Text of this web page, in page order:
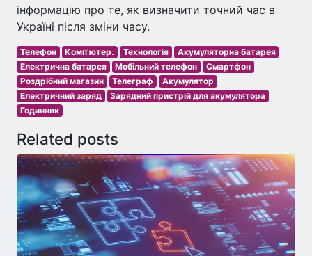
інформацію про те, як визначити точний час в
Україні після зміни часу.
Телефон Комп'ютер. Технологія
Акумуляторна батарея
Електрична батарея
Мобільний телефон
Смартфон
Роздрібний магазин
Телеграф
Акумулятор
Електричний заряд
Зарядний пристрій для акумулятора
Годинник
Related posts